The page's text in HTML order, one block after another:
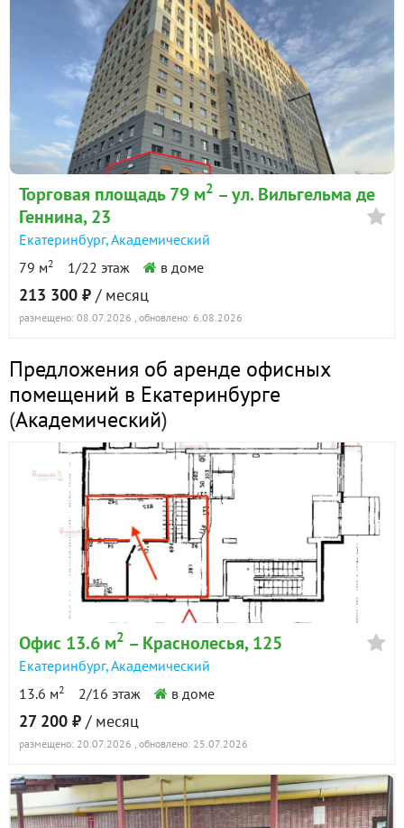
Торговая площадь 79 м2 – ул. Вильгельма де
Геннина, 23
Екатеринбург,Академический
79 м2 1/22 этаж в доме
213 300 ₽ / месяц
размещено: 08.07.2026 , обновлено: 6.08.2026
Предложения об аренде офисных
помещений в Екатеринбурге
(Академический)
Офис 13.6 м2 – Краснолесья, 125
Екатеринбург,Академический
13.6 м2 2/16 этаж в доме
27 200 ₽ / месяц
размещено: 20.07.2026 , обновлено: 25.07.2026